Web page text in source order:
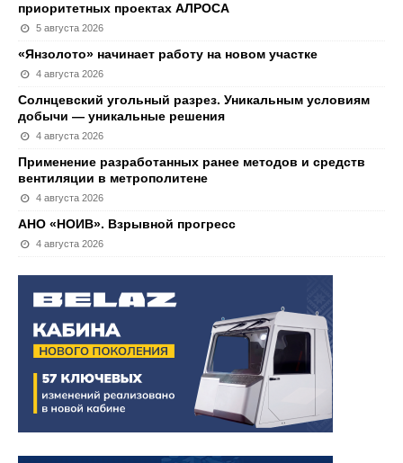
приоритетных проектах АЛРОСА
5 августа 2026
«Янзолото» начинает работу на новом участке
4 августа 2026
Солнцевский угольный разрез. Уникальным условиям
добычи — уникальные решения
4 августа 2026
Применение разработанных ранее методов и средств
вентиляции в метрополитене
4 августа 2026
АНО «НОИВ». Взрывной прогресс
4 августа 2026